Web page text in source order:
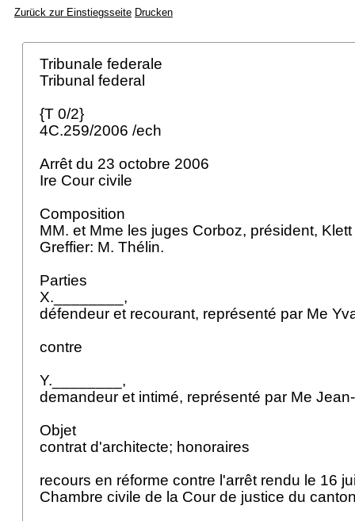
Zurück zur Einstiegsseite Drucken
Tribunale federale
Tribunal federal
{T 0/2}
4C.259/2006 /ech
Arrêt du 23 octobre 2006
Ire Cour civile
Composition
MM. et Mme les juges Corboz, président,
Greffier: M. Thélin.
Parties
X.________,
défendeur et recourant, représenté par Me
contre
Y.________,
demandeur et intimé, représenté par Me
Objet
contrat d'architecte; honoraires
recours en réforme contre l'arrêt rendu le 16
Chambre civile de la Cour de justice du